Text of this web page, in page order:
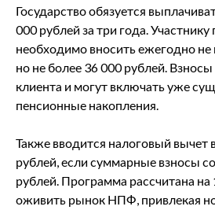
Государство обязуется
000 рублей за три года.
необходимо вносить ежегодно не
но не более 36 000 рублей.
клиента и могут включать уже
пенсионные накопления.
Также вводится налоговый вычет
рублей, если суммарные взносы
рублей. Программа рассчитана на
оживить рынок НПФ, привлекая